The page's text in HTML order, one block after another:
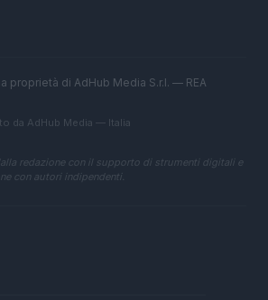
proprietà di AdHub Media S.r.l. — REA
da AdHub Media — Italia
redazione con il supporto di strumenti digitali e
con autori indipendenti.